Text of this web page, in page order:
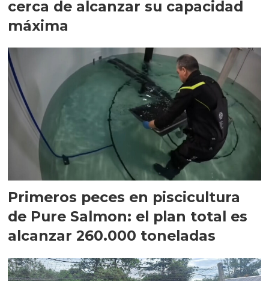
cerca de alcanzar su capacidad
máxima
Primeros peces en piscicultura
de Pure Salmon: el plan total es
alcanzar 260.000 toneladas